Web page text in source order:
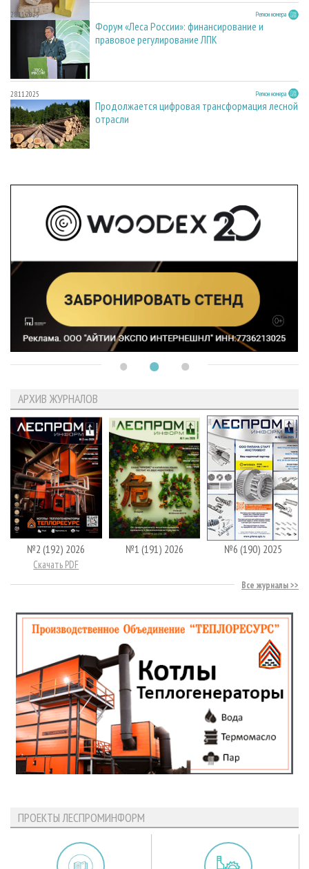
28.11.2025 Регион номера
Форум «Леса России»: финансирование и
правовое регулирование ЛПК
28.11.2025 Регион номера
Продолжается цифровая трансформация лесной
отрасли
АРХИВ ЖУРНАЛОВ
№2 (192) 2026
Скачать PDF
№1 (191) 2026 №6 (190) 2025
Все журналы
ПРОЕКТЫ ЛЕСПРОМИНФОРМ